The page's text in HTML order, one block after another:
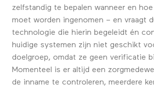
zelfstandig te bepalen wanneer en
moet worden ingenomen – en vraagt
technologie die hierin begeleidt én
huidige systemen zijn niet geschikt
doelgroep, omdat ze geen verificatie
Momenteel is er altijd een
de inname te controleren, meerdere